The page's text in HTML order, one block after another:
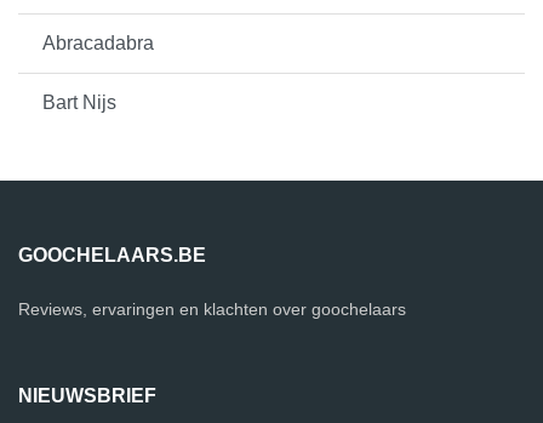
Abracadabra
Bart Nijs
GOOCHELAARS.BE
Reviews, ervaringen en klachten over goochelaars
NIEUWSBRIEF